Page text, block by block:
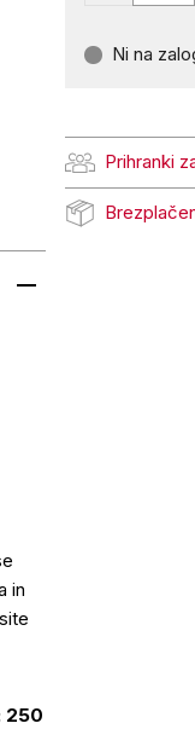
Ni na
Prihranki
Prihranki za
Brezplačen
in
250